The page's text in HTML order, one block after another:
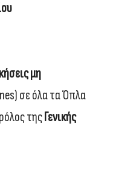
μη
σε όλα τα Όπλα
τηςΓενικής